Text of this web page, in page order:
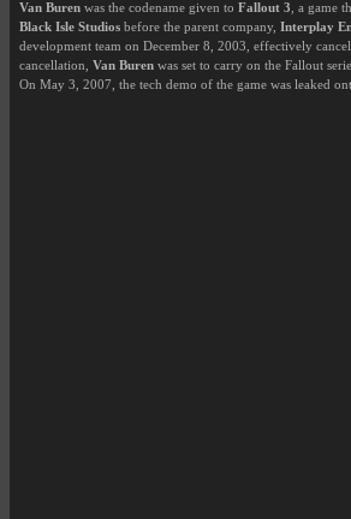
Van Buren was the codename given to Fallout 3 , a game
Black Isle Studios before the parent company, Interplay
development team on December 8, 2003, effectively
cancellation, Van Buren was set to carry on the Fallout
On May 3, 2007, the tech demo of the game was leaked